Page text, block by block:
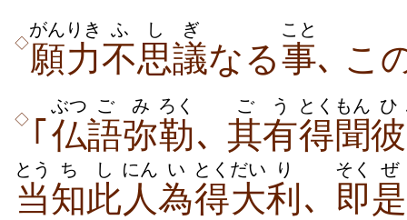
◇願力
がんりき
不
ふ
思議
しぎ
なる事
こと
､ こ
◇ ｢ 仏
ぶつ
語
ご
弥
み
勒
ろく
､ 其有
ごう
得聞
とくもん
彼
ひ
当
とう
知
ち
此
し
人
にん
為
い
得
とく
大
だい
利
り
､ 即
そく
是
ぜ